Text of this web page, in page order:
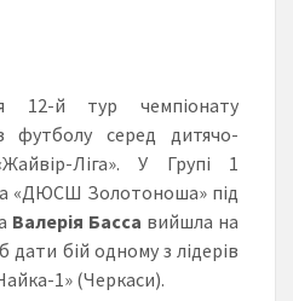
12-й тур чемпіонату
футболу серед дитячо-
Ліга». У Групі 1
«ДЮСШ Золотоноша» під
Валерія Басса вийшла на
дати бій одному з лідерів
1» (Черкаси).